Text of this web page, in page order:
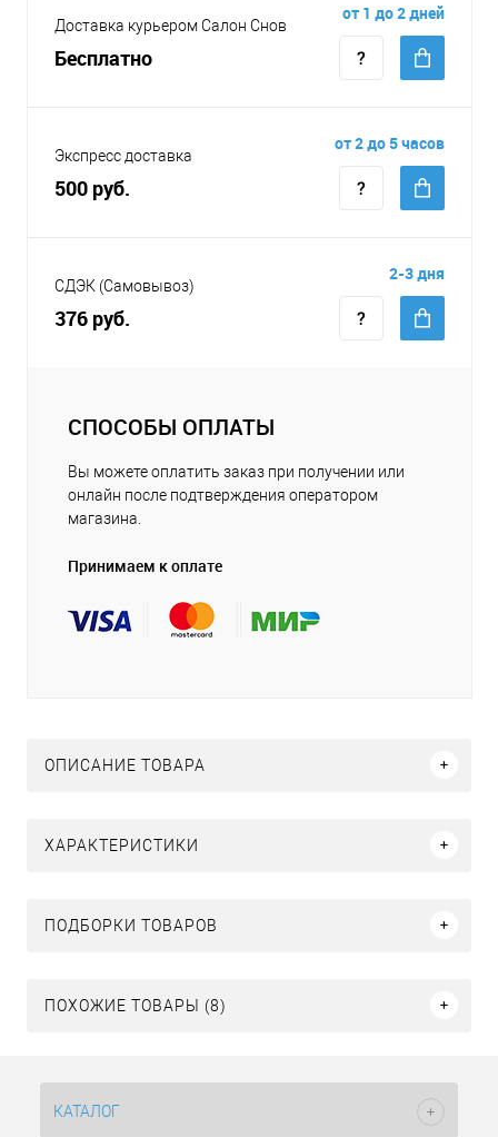
Доставка курьером Салон Снов
Бесплатно
от 1 до 2 дней
Экспресс доставка
500 руб.
от 2 до 5 часов
СДЭК (Самовывоз)
376 руб.
2-3 дня
СПОСОБЫ ОПЛАТЫ
Вы можете оплатить заказ при получении или
онлайн после подтверждения оператором
магазина.
Принимаем к оплате
ОПИСАНИЕ ТОВАРА
ХАРАКТЕРИСТИКИ
ПОДБОРКИ ТОВАРОВ
ПОХОЖИЕ ТОВАРЫ (8)
КАТАЛОГ